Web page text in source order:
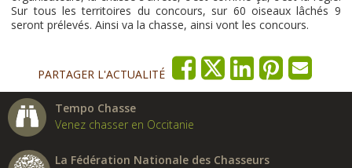
Sur tous les territoires du concours, sur 60 oiseaux lâchés 9
seront prélevés. Ainsi va la chasse, ainsi vont les concours.
PARTAGER L'ACTUALITÉ
Tempo Chasse
Venez chasser en Occitanie
La Fédération Nationale des Chasseurs